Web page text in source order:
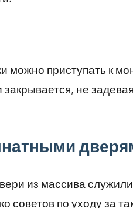
можно приступать к
закрывается, не
из массива
советов по уходу за